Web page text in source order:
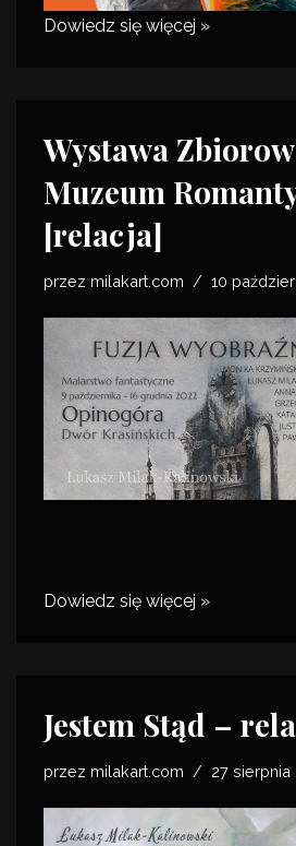
Dowiedz się więcej »
Wystawa
Muzeum
[relacja]
przez milakart.com 10
Dowiedz się więcej »
Jestem Stąd –
przez milakart.com 27 sierpnia